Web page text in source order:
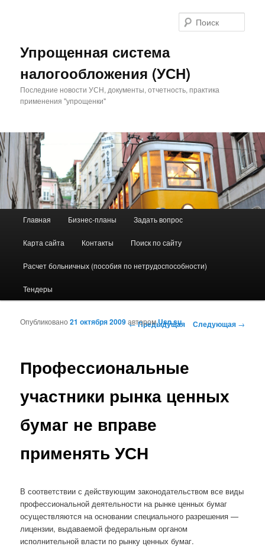
Упрощенная система
налогообложения (УСН)
Последние новости УСН, документы, отчетность, практика
применения "упрощенки"
Перейти к основному содержимому
Перейти к дополнительному содержимому
Главная Бизнес-планы Задать вопрос
Карта сайта Контакты Поиск по сайту
Расчет больничных (пособия по нетрудоспособности)
Тендеры
Навигация по записям
←Предыдущая Следующая →
Профессиональные
участники рынка ценных
бумаг не вправе
применять УСН
Опубликовано21 октября 2009авторомUsn.su
В соответствии с действующим законодательством все виды
профессиональной деятельности на рынке ценных бумаг
осуществляются на основании специального разрешения —
лицензии, выдаваемой федеральным органом
исполнительной власти по рынку ценных бумаг.